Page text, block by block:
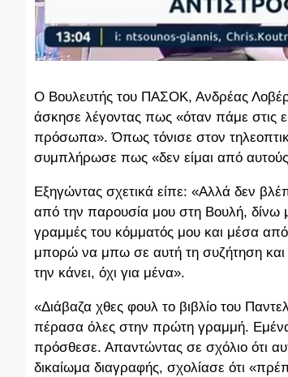
Ο Βουλευτής του ΠΑΣΟΚ, Ανδρέας
άσκησε λέγοντας πως «όταν πάμε στις
πρόσωπα». Όπως τόνισε στον
συμπλήρωσε πως «δεν είμαι από αυτούς
Εξηγώντας σχετικά είπε: «Αλλά δεν
από την παρουσία μου στη Βουλή, δίνω
γραμμές του κόμματός μου και μέσα
μπορώ να μπω σε αυτή τη συζήτηση και
την κάνει, όχι για μένα».
«Διάβαζα χθες φουλ το βιβλίο του
πέρασα όλες στην πρώτη γραμμή. Εμένα
πρόσθεσε. Απαντώντας σε σχόλιο ότι
δικαίωμα διαγραφής, σχολίασε ότι